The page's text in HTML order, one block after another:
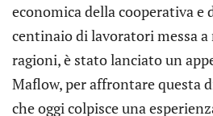
economica della cooperativa e
centinaio di lavoratori messa a
ragioni, è stato lanciato un
Maflow, per affrontare questa
che oggi colpisce una